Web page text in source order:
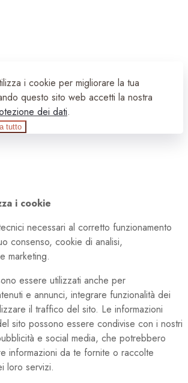
i cookie per migliorare la tua
questo sito web accetti la nostra
dei dati.
tutto
i cookie
necessari al corretto funzionamento
consenso, cookie di analisi,
marketing.
essere utilizzati anche per
e annunci, integrare funzionalità dei
il traffico del sito. Le informazioni
sito possono essere condivise con i nostri
e social media, che potrebbero
informazioni da te fornite o raccolte
loro servizi.